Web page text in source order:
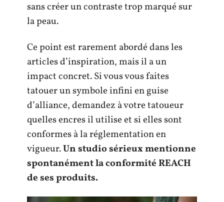
sans créer un contraste trop marqué sur
la peau.
Ce point est rarement abordé dans les
articles d’inspiration, mais il a un
impact concret. Si vous vous faites
tatouer un symbole infini en guise
d’alliance, demandez à votre tatoueur
quelles encres il utilise et si elles sont
conformes à la réglementation en
vigueur.Un studio sérieux mentionne
spontanément la conformité REACH
de ses produits.